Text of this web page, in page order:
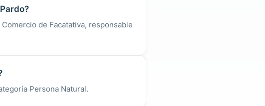
de Facatativa, responsable
Persona Natural.